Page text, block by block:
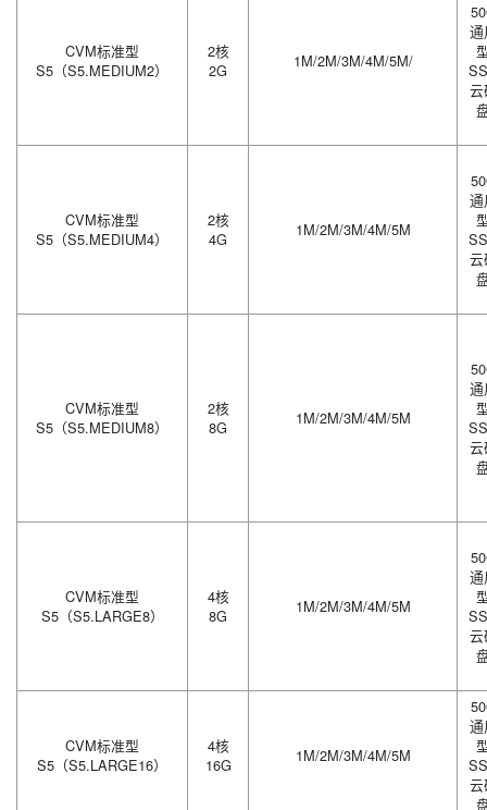
CVM标准型
S5（S5.MEDIUM2）
2核
2G
1M/2M/3M/4M/5M/
通
云
CVM标准型
S5（S5.MEDIUM4）
2核
4G
1M/2M/3M/4M/5M
通
云
CVM标准型
S5（S5.MEDIUM8）
2核
8G
1M/2M/3M/4M/5M
通
云
CVM标准型
S5（S5.LARGE8）
4核
8G
1M/2M/3M/4M/5M
通
云
CVM标准型
S5（S5.LARGE16）
4核
16G
1M/2M/3M/4M/5M
通
云